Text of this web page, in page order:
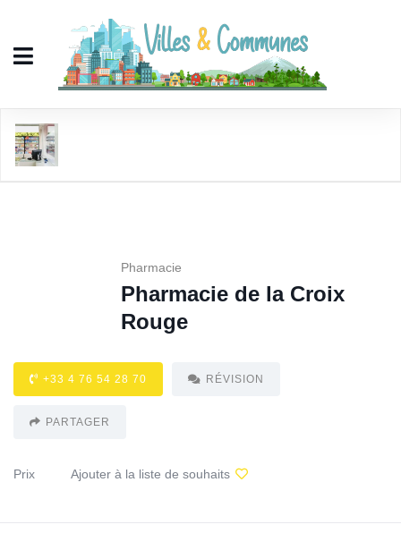
Pharmacie
Pharmacie de la Croix
Rouge
+33 4 76 54 28 70 RÉVISION
PARTAGER
Prix Ajouter à la liste de souhaits